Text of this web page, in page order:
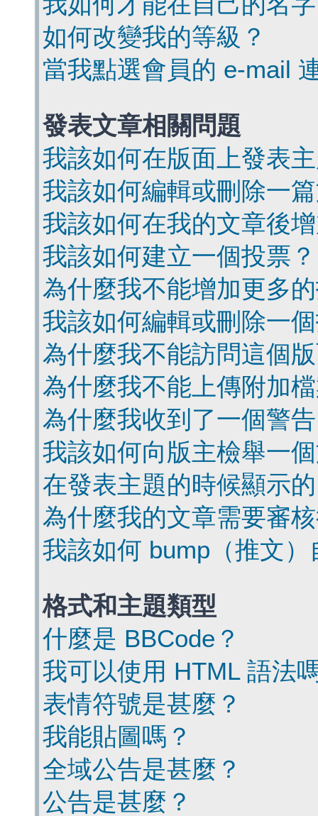
如何改變我的等級？
當我點選會員的 e-mail
發表文章相關問題
我該如何在版面上發表
我該如何編輯或刪除一
我該如何在我的文章後
我該如何建立一個投票？
為什麼我不能增加更多
我該如何編輯或刪除一
為什麼我不能訪問這個
為什麼我不能上傳附加
為什麼我收到了一個警
我該如何向版主檢舉一
在發表主題的時候顯示
為什麼我的文章需要審
我該如何 bump（推文
格式和主題類型
什麼是 BBCode？
我可以使用 HTML 語法
表情符號是甚麼？
我能貼圖嗎？
全域公告是甚麼？
公告是甚麼？